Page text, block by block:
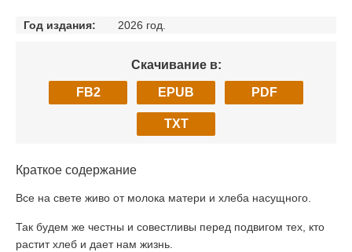
Год издания: 2026 год.
Скачивание в:
FB2 EPUB PDF
TXT
Краткое содержание
Все на свете живо от молока матери и хлеба насущного.
Так будем же честны и совестливы перед подвигом тех, кто
растит хлеб и дает нам жизнь.